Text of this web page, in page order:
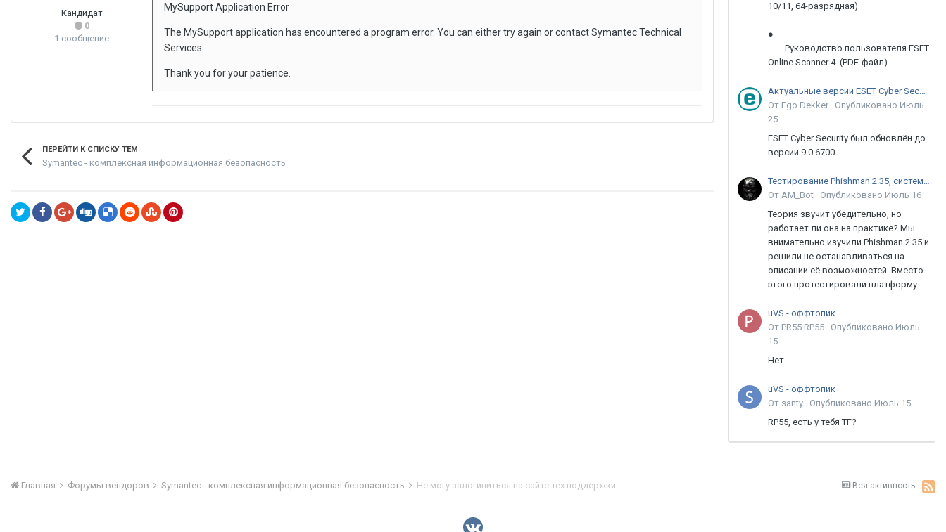
Кандидат
0
1 сообщение
MySupport Application Error
The MySupport application has encountered a program error. You can either try again or contact Symantec Technical
Services
Thank you for your patience.
ПЕРЕЙТИ К СПИСКУ ТЕМ
Symantec - комплексная информационная безопасность
10/11, 64-разрядная)
●
Руководство пользователя ESET
Online Scanner 4 (PDF-файл)
Актуальные версии ESET Cyber Security 9
От Ego Dekker · Опубликовано Июль
25
ESET Cyber Security был обновлён до
версии 9.0.6700.
Тестирование Phishman 2.35, системы повышения осведомлённости пользователей в сфере ИБ
От AM_Bot · Опубликовано Июль 16
Теория звучит убедительно, но
работает ли она на практике? Мы
внимательно изучили Phishman 2.35 и
решили не останавливаться на
описании её возможностей. Вместо
этого протестировали платформу...
uVS - оффтопик
От PR55.RP55 · Опубликовано Июль
15
Нет.
uVS - оффтопик
От santy · Опубликовано Июль 15
RP55, есть у тебя ТГ?
Вся активность
Главная Форумы вендоров Symantec - комплексная информационная безопасность Не могу залогиниться на сайте тех поддержки